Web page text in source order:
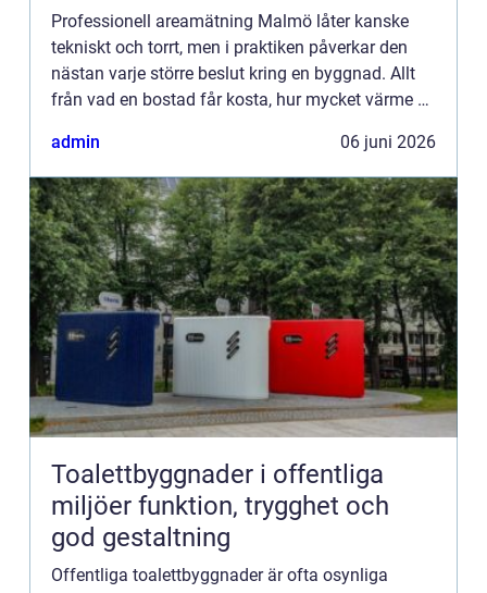
Professionell areamätning Malmö låter kanske
tekniskt och torrt, men i praktiken påverkar den
nästan varje större beslut kring en byggnad. Allt
från vad en bostad får kosta, hur mycket värme en
admin 06 juni 2026
Toalettbyggnader i offentliga
miljöer funktion, trygghet och
god gestaltning
Offentliga toalettbyggnader är ofta osynliga